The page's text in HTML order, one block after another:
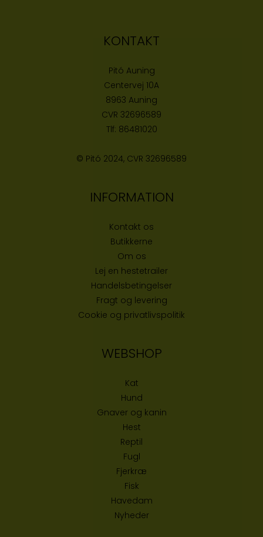
KONTAKT
Pitó Auning
Centervej 10A
8963 Auning
CVR 32696589
Tlf: 86481020
© Pitó 2024, CVR 32696589
INFORMATION
Kontakt os
Butikkerne
Om os
Lej en hestetrailer
Handelsbetingelser
Fragt og levering
Cookie og privatlivspolitik
WEBSHOP
Kat
Hund
Gnaver og kanin
Hest
Reptil
Fugl
Fjerkræ
Fisk
Havedam
Nyheder